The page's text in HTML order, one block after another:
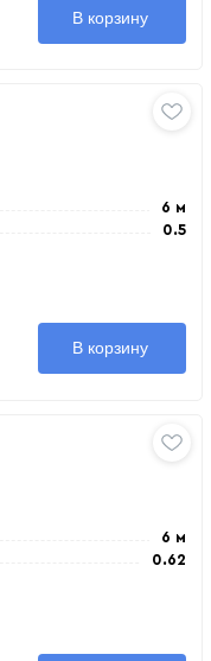
В корзину
6 м
0.5
В корзину
6 м
0.62